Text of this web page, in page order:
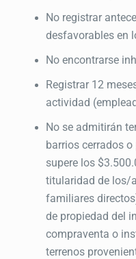
No registrar
desfavorables en
No encontrarse
Registrar 12
actividad
No se admitirán
barrios cerrados
supere los
titularidad de los/
familiares
de propiedad del
compraventa o
terrenos